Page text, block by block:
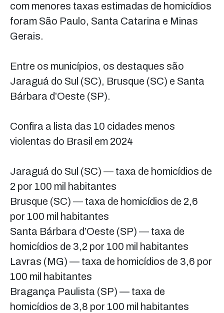
com menores taxas estimadas de homicídios
foram São Paulo, Santa Catarina e Minas
Gerais.
Entre os municípios, os destaques são
Jaraguá do Sul (SC), Brusque (SC) e Santa
Bárbara d’Oeste (SP).
Confira a lista das 10 cidades menos
violentas do Brasil em 2024
Jaraguá do Sul (SC) — taxa de homicídios de
2 por 100 mil habitantes
Brusque (SC) — taxa de homicídios de 2,6
por 100 mil habitantes
Santa Bárbara d’Oeste (SP) — taxa de
homicídios de 3,2 por 100 mil habitantes
Lavras (MG) — taxa de homicídios de 3,6 por
100 mil habitantes
Bragança Paulista (SP) — taxa de
homicídios de 3,8 por 100 mil habitantes